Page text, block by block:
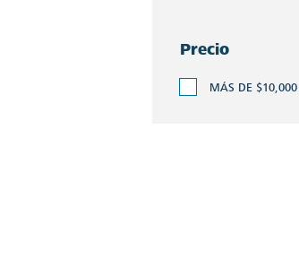
Precio
MÁS DE $10,000